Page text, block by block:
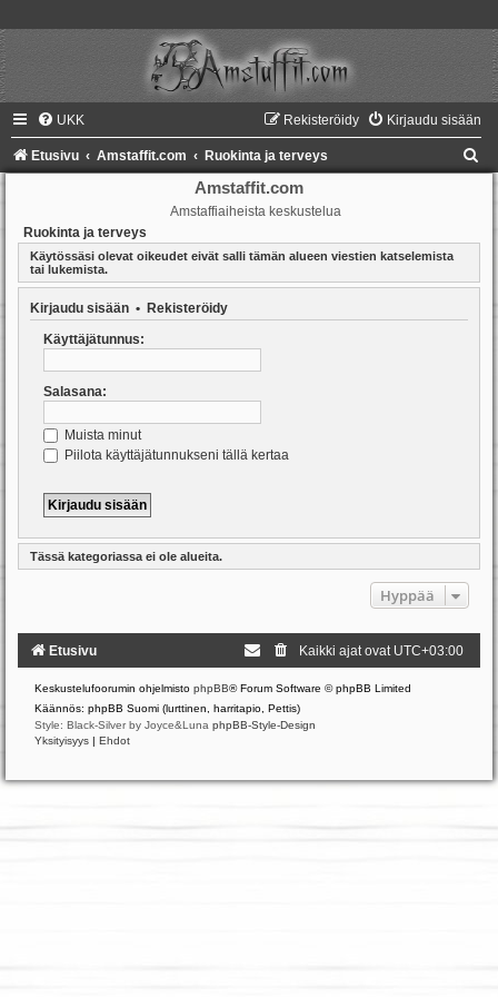
UKK Kirjaudu sisään
Rekisteröidy
Etusivu Amstaffit.com Ruokinta ja terveys
Amstaffit.com
Amstaffiaiheista keskustelua
Ruokinta ja terveys
Käytössäsi olevat oikeudet eivät salli tämän alueen viestien katselemista
tai lukemista.
Kirjaudu sisään • Rekisteröidy
Käyttäjätunnus:
Salasana:
Muista minut
Piilota käyttäjätunnukseni tällä kertaa
Tässä kategoriassa ei ole alueita.
Hyppää
Etusivu Kaikki ajat ovat UTC+03:00
Keskustelufoorumin ohjelmisto phpBB® Forum Software © phpBB Limited
Käännös: phpBB Suomi (lurttinen, harritapio, Pettis)
Style: Black-Silver by Joyce&Luna phpBB-Style-Design
Yksityisyys | Ehdot